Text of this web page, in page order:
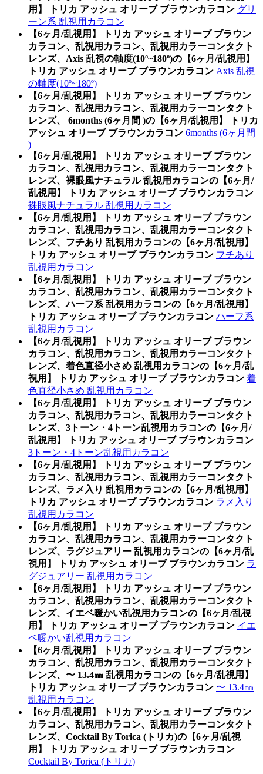
用】 トリカ アッシュ オリーブ ブラウンカラコン グリ
ーン系 乱視用カラコン
【6ヶ月/乱視用】 トリカ アッシュ オリーブ ブラウン
カラコン、乱視用カラコン、乱視用カラーコンタクト
レンズ、Axis 乱視の軸度(10º~180º)の【6ヶ月/乱視用】
トリカ アッシュ オリーブ ブラウンカラコン Axis 乱視
の軸度(10º~180º)
【6ヶ月/乱視用】 トリカ アッシュ オリーブ ブラウン
カラコン、乱視用カラコン、乱視用カラーコンタクト
レンズ、 6months (6ヶ月間 )の【6ヶ月/乱視用】 トリカ
アッシュ オリーブ ブラウンカラコン 6months (6ヶ月間
)
【6ヶ月/乱視用】 トリカ アッシュ オリーブ ブラウン
カラコン、乱視用カラコン、乱視用カラーコンタクト
レンズ、裸眼風ナチュラル 乱視用カラコンの【6ヶ月/
乱視用】 トリカ アッシュ オリーブ ブラウンカラコン
裸眼風ナチュラル 乱視用カラコン
【6ヶ月/乱視用】 トリカ アッシュ オリーブ ブラウン
カラコン、乱視用カラコン、乱視用カラーコンタクト
レンズ、フチあり 乱視用カラコンの【6ヶ月/乱視用】
トリカ アッシュ オリーブ ブラウンカラコン フチあり
乱視用カラコン
【6ヶ月/乱視用】 トリカ アッシュ オリーブ ブラウン
カラコン、乱視用カラコン、乱視用カラーコンタクト
レンズ、ハーフ系 乱視用カラコンの【6ヶ月/乱視用】
トリカ アッシュ オリーブ ブラウンカラコン ハーフ系
乱視用カラコン
【6ヶ月/乱視用】 トリカ アッシュ オリーブ ブラウン
カラコン、乱視用カラコン、乱視用カラーコンタクト
レンズ、着色直径小さめ 乱視用カラコンの【6ヶ月/乱
視用】 トリカ アッシュ オリーブ ブラウンカラコン 着
色直径小さめ 乱視用カラコン
【6ヶ月/乱視用】 トリカ アッシュ オリーブ ブラウン
カラコン、乱視用カラコン、乱視用カラーコンタクト
レンズ、3トーン・4トーン乱視用カラコンの【6ヶ月/
乱視用】 トリカ アッシュ オリーブ ブラウンカラコン
3トーン・4トーン乱視用カラコン
【6ヶ月/乱視用】 トリカ アッシュ オリーブ ブラウン
カラコン、乱視用カラコン、乱視用カラーコンタクト
レンズ、ラメ入り 乱視用カラコンの【6ヶ月/乱視用】
トリカ アッシュ オリーブ ブラウンカラコン ラメ入り
乱視用カラコン
【6ヶ月/乱視用】 トリカ アッシュ オリーブ ブラウン
カラコン、乱視用カラコン、乱視用カラーコンタクト
レンズ、ラグジュアリー 乱視用カラコンの【6ヶ月/乱
視用】 トリカ アッシュ オリーブ ブラウンカラコン ラ
グジュアリー 乱視用カラコン
【6ヶ月/乱視用】 トリカ アッシュ オリーブ ブラウン
カラコン、乱視用カラコン、乱視用カラーコンタクト
レンズ、イエベ暖かい乱視用カラコンの【6ヶ月/乱視
用】 トリカ アッシュ オリーブ ブラウンカラコン イエ
ベ暖かい乱視用カラコン
【6ヶ月/乱視用】 トリカ アッシュ オリーブ ブラウン
カラコン、乱視用カラコン、乱視用カラーコンタクト
レンズ、〜 13.4㎜ 乱視用カラコンの【6ヶ月/乱視用】
トリカ アッシュ オリーブ ブラウンカラコン 〜 13.4㎜
乱視用カラコン
【6ヶ月/乱視用】 トリカ アッシュ オリーブ ブラウン
カラコン、乱視用カラコン、乱視用カラーコンタクト
レンズ、Cocktail By Torica (トリカ)の【6ヶ月/乱視
用】 トリカ アッシュ オリーブ ブラウンカラコン
Cocktail By Torica (トリカ)